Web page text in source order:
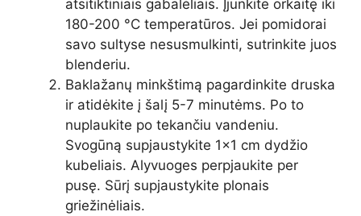
atsitiktiniais gabalėliais. Įjunkite orkaitę iki
180-200 °C temperatūros. Jei pomidorai
savo sultyse nesusmulkinti, sutrinkite juos
blenderiu.
Baklažanų minkštimą pagardinkite druska
ir atidėkite į šalį 5-7 minutėms. Po to
nuplaukite po tekančiu vandeniu.
Svogūną supjaustykite 1×1 cm dydžio
kubeliais. Alyvuoges perpjaukite per
pusę. Sūrį supjaustykite plonais
griežinėliais.